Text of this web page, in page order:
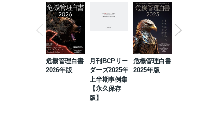
危機管理白書
2026年版
月刊BCPリー
ダーズ2025年
上半期事例集
【永久保存
版】
危機管理白書
2025年版